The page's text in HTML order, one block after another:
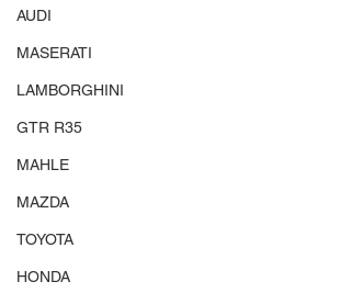
AUDI
MASERATI
LAMBORGHINI
GTR R35
MAHLE
MAZDA
TOYOTA
HONDA